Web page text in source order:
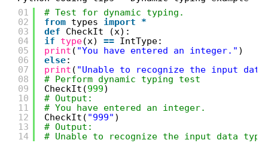
01
02
03
04
05
06
07
08
09
10
11
12
13
14
# Test for dynamic typing.
from types import
*
def
CheckIt (x):
if
type(x) == IntType:
print ( "You have entered an integer." )
else:
print ( "Unable to recognize the input
# Perform dynamic typing test
CheckIt(999)
# Output:
# You have entered an integer.
CheckIt( "999" )
# Output:
# Unable to recognize the input data